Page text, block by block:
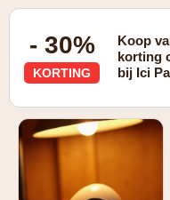
- 30%
KORTING
Koop
korting
bij Ici